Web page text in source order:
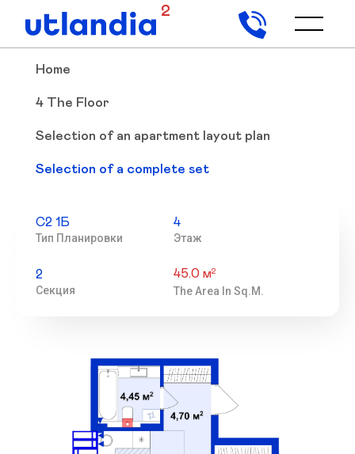
2
Home
4 The Floor
Selection of an apartment layout plan
Selection of a complete set
С2 1Б
Тип Планировки
4
Этаж
2
Секция
45.0 м2
The Area In Sq.m.